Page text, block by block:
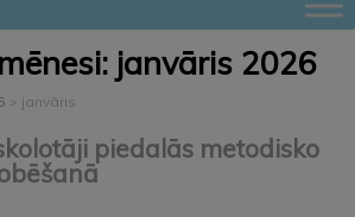
janvāris 2026
> janvāris
piedalās metodisko